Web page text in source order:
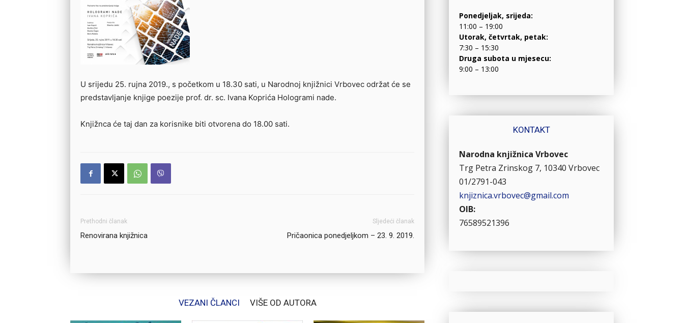
U srijedu 25. rujna 2019., s početkom u 18.30 sati, u Narodnoj knjižnici Vrbovec održat će se
predstavljanje knjige poezije prof. dr. sc. Ivana Koprića Hologrami nade.
Knjižnca će taj dan za korisnike biti otvorena do 18.00 sati.
Prethodni članak
Renovirana knjižnica
Sljedeći članak
Pričaonica ponedjeljkom – 23. 9. 2019.
VEZANI ČLANCI VIŠE OD AUTORA
Ponedjeljak, srijeda:
11:00 – 19:00
Utorak, četvrtak, petak:
7:30 – 15:30
Druga subota u mjesecu:
9:00 – 13:00
KONTAKT
Narodna knjižnica Vrbovec
Trg Petra Zrinskog 7, 10340 Vrbovec
01/2791-043
knjiznica.vrbovec@gmail.com
OIB:
76589521396